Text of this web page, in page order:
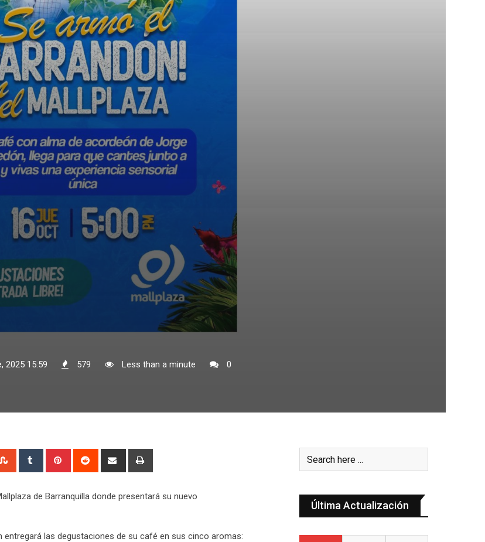
2025 15:59 579 Less than a minute 0
StumbleUpon
Tumblr Pinterest Reddit
Share
de Barranquilla donde presentará su nuevo
las degustaciones de su café en sus cinco aromas:
Última Actualización